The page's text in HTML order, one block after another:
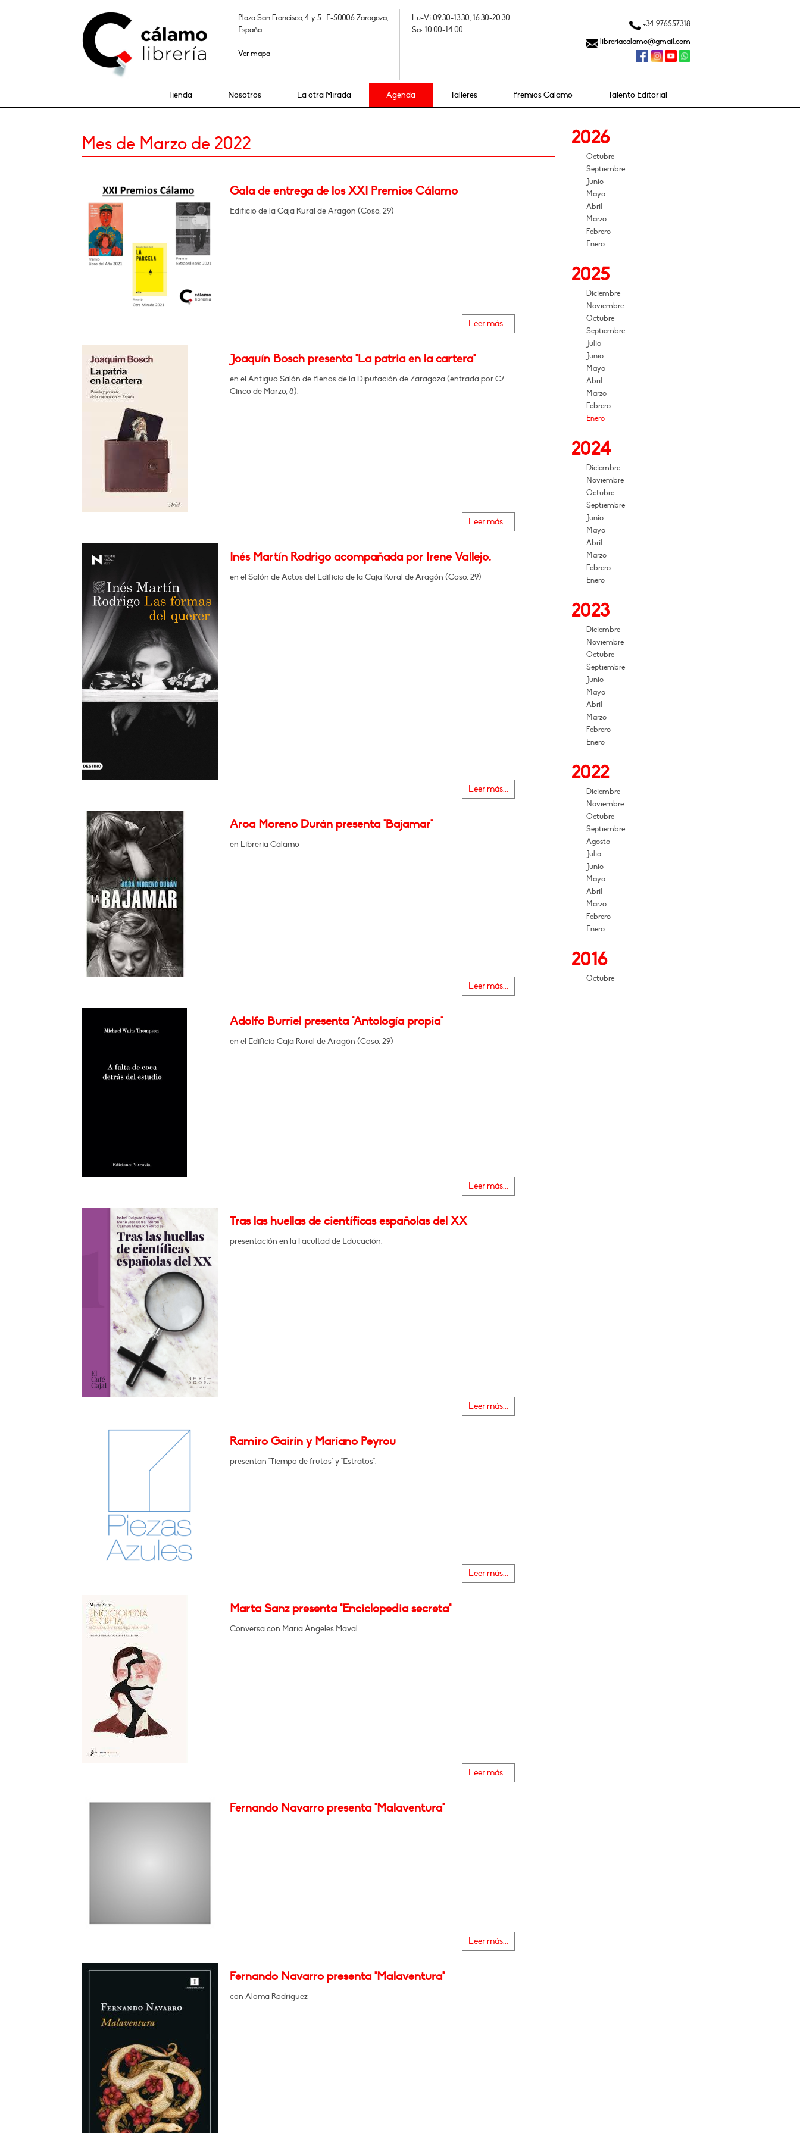
Plaza San Francisco, 4 y 5. E-50006 Zaragoza,
España
Ver mapa
Lu-Vi 09.30-13.30, 16.30-20.30
Sa: 10.00-14.00
+34 976557318
libreriacalamo@gmail.com
Tienda Nosotros La otra Mirada Agenda Talleres Premios Cálamo Talento Editorial
Mes de Marzo de 2022
Gala de entrega de los XXI Premios Cálamo
Edificio de la Caja Rural de Aragón (Coso, 29)
Leer más...
Joaquín Bosch presenta "La patria en la cartera"
en el Antiguo Salón de Plenos de la Diputación de Zaragoza (entrada por C/
Cinco de Marzo, 8).
Leer más...
Inés Martín Rodrigo acompañada por Irene Vallejo.
en el Salón de Actos del Edificio de la Caja Rural de Aragón (Coso, 29)
Leer más...
Aroa Moreno Durán presenta "Bajamar"
en Librería Cálamo
Leer más...
Adolfo Burriel presenta "Antología propia"
en el Edificio Caja Rural de Aragón (Coso, 29)
Leer más...
Tras las huellas de científicas españolas del XX
presentación en la Facultad de Educación.
Leer más...
Ramiro Gairín y Mariano Peyrou
presentan "Tiempo de frutos" y "Estratos".
Leer más...
Marta Sanz presenta "Enciclopedia secreta"
Conversa con María Ángeles Maval
Leer más...
Fernando Navarro presenta "Malaventura"
Leer más...
Fernando Navarro presenta "Malaventura"
con Aloma Rodríguez
2026
Octubre
Septiembre
Junio
Mayo
Abril
Marzo
Febrero
Enero
2025
Diciembre
Noviembre
Octubre
Septiembre
Julio
Junio
Mayo
Abril
Marzo
Febrero
Enero
2024
Diciembre
Noviembre
Octubre
Septiembre
Junio
Mayo
Abril
Marzo
Febrero
Enero
2023
Diciembre
Noviembre
Octubre
Septiembre
Junio
Mayo
Abril
Marzo
Febrero
Enero
2022
Diciembre
Noviembre
Octubre
Septiembre
Agosto
Julio
Junio
Mayo
Abril
Marzo
Febrero
Enero
2016
Octubre